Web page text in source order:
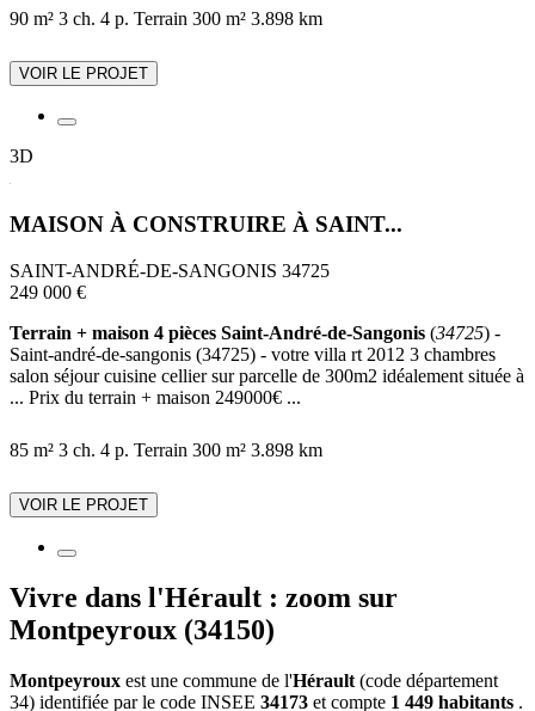
90 m² 3 ch. 4 p. Terrain 300 m² 3.898 km
VOIR LE PROJET
3D
MAISON À CONSTRUIRE À SAINT...
SAINT-ANDRÉ-DE-SANGONIS 34725
249 000 €
Terrain + maison 4 pièces Saint-André-de-Sangonis (34725) -
Saint-andré-de-sangonis (34725) - votre villa rt 2012 3 chambres
salon séjour cuisine cellier sur parcelle de 300m2 idéalement située à
... Prix du terrain + maison 249000€ ...
85 m² 3 ch. 4 p. Terrain 300 m² 3.898 km
VOIR LE PROJET
Vivre dans l'Hérault : zoom sur
Montpeyroux (34150)
Montpeyroux est une commune de l'Hérault (code département
34) identifiée par le code INSEE 34173 et compte 1 449 habitants .